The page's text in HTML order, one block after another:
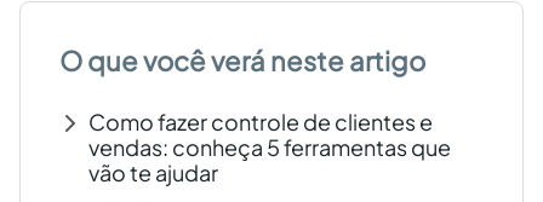
O que você verá neste artigo
Como fazer controle de clientes e
vendas: conheça 5 ferramentas que
vão te ajudar